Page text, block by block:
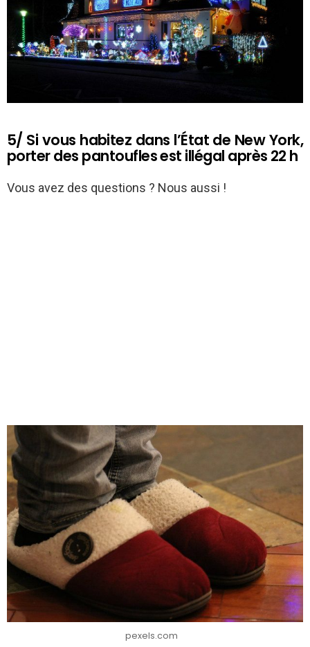
5/ Si vous habitez dans l’État de New York,
porter des pantoufles est illégal après 22 h
Vous avez des questions ? Nous aussi !
pexels.com